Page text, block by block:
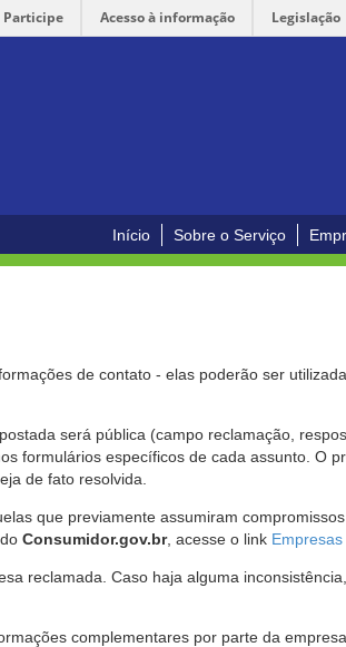
Participe Acesso à informação Legislação
Início Sobre o Serviço
de contato - elas poderão ser
será pública (campo reclamação,
formulários específicos de cada assunto. O
de fato resolvida.
que previamente assumiram
Consumidor.gov.br, acesse o link
reclamada. Caso haja alguma
complementares por parte da